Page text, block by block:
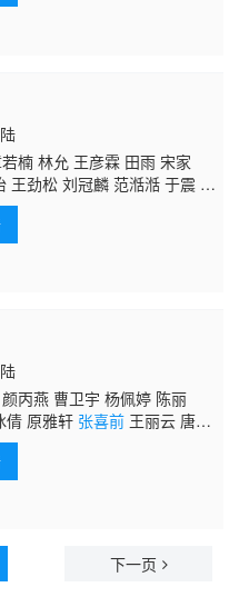
许之糯 李田野 陈伟栋 刘恒
楠 林允 王彦霖 田雨 宋家
王劲松 刘冠麟 范湉湉 于震 张
娜 左小青 黄羿 胡可 马苏 英
燊 包贝尔 童蕾 曾黎 任重 林家
牛莉 孔琳 冯雷 吴启华 保剑
丙燕 曹卫宇 杨佩婷 陈丽
倩 原雅轩 张喜前王丽云 唐
下一页